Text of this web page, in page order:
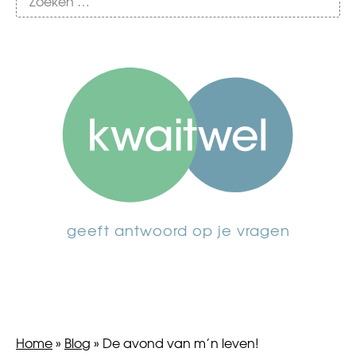
geeft antwoord op je vragen
Home» Blog » De avond van m’n leven!